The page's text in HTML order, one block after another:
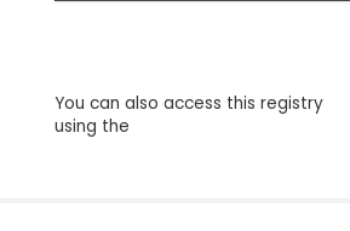
You can also access this registry
using the